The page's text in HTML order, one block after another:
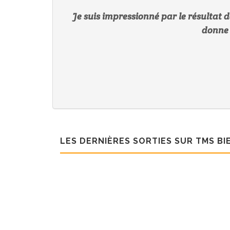
Je suis impressionné par le
LES DERNIÈRES SORTIES SUR TMS